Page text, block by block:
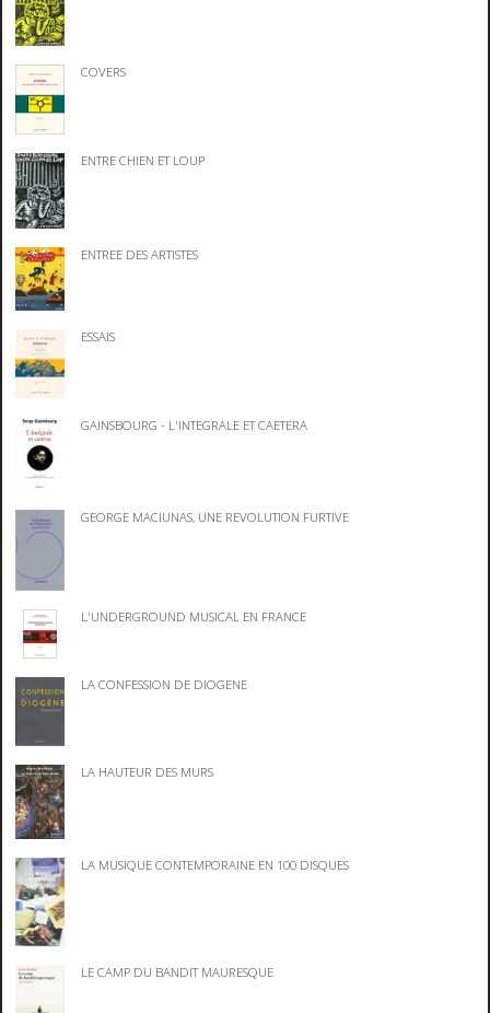
COVERS
ENTRE CHIEN ET LOUP
ENTREE DES ARTISTES
ESSAIS
GAINSBOURG - L'INTEGRALE ET CAETERA
GEORGE MACIUNAS, UNE REVOLUTION FURTIVE
L'UNDERGROUND MUSICAL EN FRANCE
LA CONFESSION DE DIOGENE
LA HAUTEUR DES MURS
LA MUSIQUE CONTEMPORAINE EN 100 DISQUES
LE CAMP DU BANDIT MAURESQUE